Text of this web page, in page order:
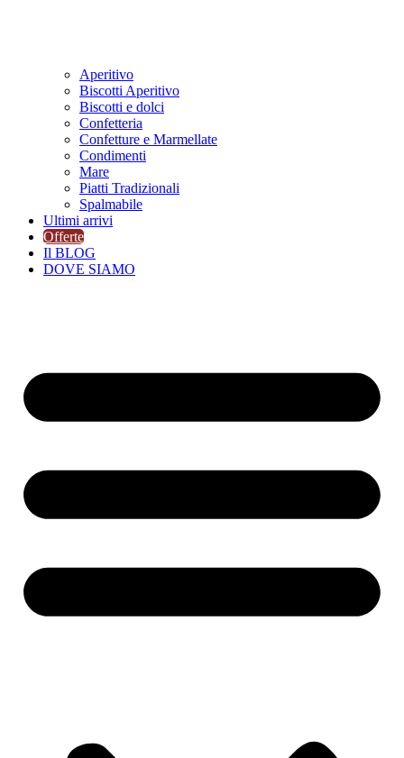
Aperitivo
Biscotti Aperitivo
Biscotti e dolci
Confetteria
Confetture e Marmellate
Condimenti
Mare
Piatti Tradizionali
Spalmabile
Ultimi arrivi
Offerte
Il BLOG
DOVE SIAMO